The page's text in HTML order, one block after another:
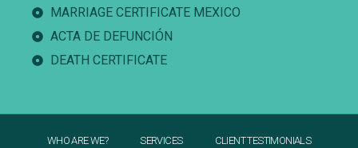
MARRIAGE CERTIFICATE MEXICO
ACTA DE DEFUNCIÓN
DEATH CERTIFICATE
WHO ARE WE? SERVICES
CLIENT TESTIMONIALS